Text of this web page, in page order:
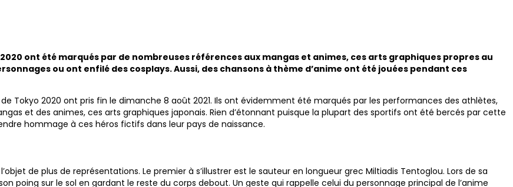
ont été marqués par de nombreuses références aux mangas et animes, ces arts graphiques propres au
ou ont enfilé des cosplays. Aussi, des chansons à thème d’anime ont été jouées pendant ces
Tokyo 2020 ont pris fin le dimanche 8 août 2021. Ils ont évidemment été marqués par les performances des athlètes,
et des animes, ces arts graphiques japonais. Rien d’étonnant puisque la plupart des sportifs ont été bercés par cette
hommage à ces héros fictifs dans leur pays de naissance.
de plus de représentations. Le premier à s’illustrer est le sauteur en longueur grec Miltiadis Tentoglou. Lors de sa
poing sur le sol en gardant le reste du corps debout. Un geste qui rappelle celui du personnage principal de l’anime